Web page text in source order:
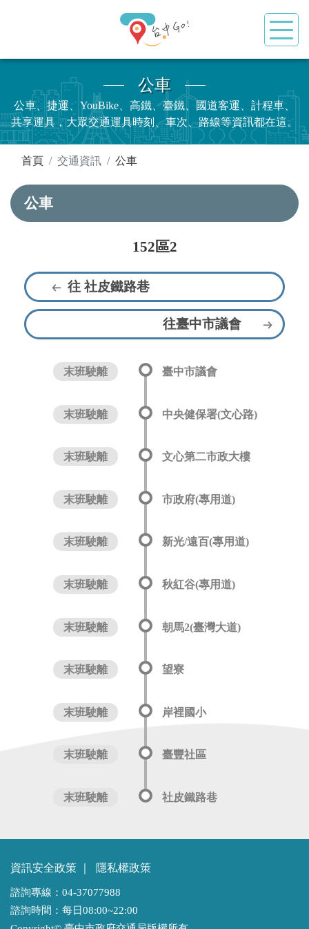
公車
公車、捷運、YouBike、高鐵、臺鐵、國道客運、計程車、
共享運具，大眾交通運具時刻、車次、路線等資訊都在這。
首頁 交通資訊 公車
公車
152區2
往 社皮鐵路巷
往臺中市議會
末班駛離 臺中市議會
末班駛離 中央健保署(文心路)
末班駛離 文心第二市政大樓
末班駛離 市政府(專用道)
末班駛離 新光/遠百(專用道)
末班駛離 秋紅谷(專用道)
末班駛離 朝馬2(臺灣大道)
末班駛離 望寮
末班駛離 岸裡國小
末班駛離 臺豐社區
末班駛離 社皮鐵路巷
資訊安全政策 隱私權政策
諮詢專線：04-37077988
諮詢時間：每日08:00~22:00